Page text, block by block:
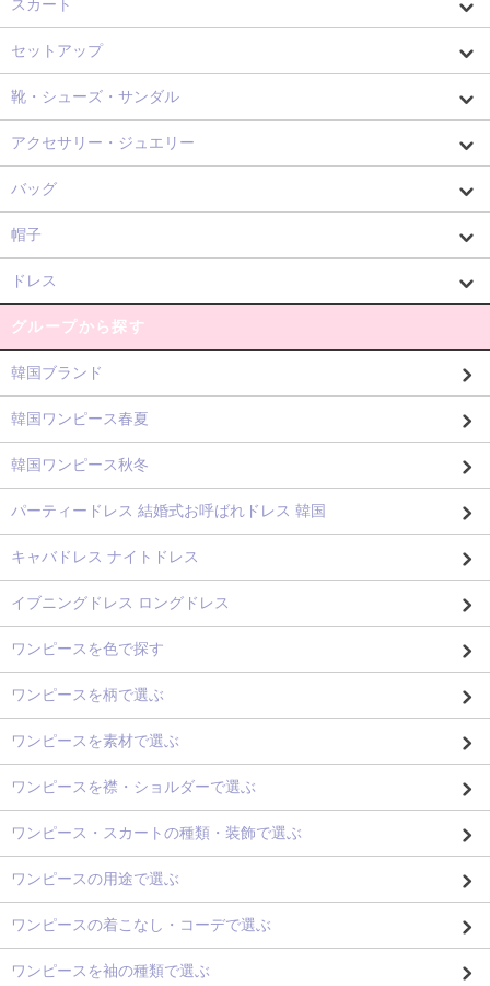
スカート
セットアップ
靴・シューズ・サンダル
アクセサリー・ジュエリー
バッグ
帽子
ドレス
グループから探す
韓国ブランド
韓国ワンピース春夏
韓国ワンピース秋冬
パーティードレス 結婚式お呼ばれドレス 韓国
キャバドレス ナイトドレス
イブニングドレス ロングドレス
ワンピースを色で探す
ワンピースを柄で選ぶ
ワンピースを素材で選ぶ
ワンピースを襟・ショルダーで選ぶ
ワンピース・スカートの種類・装飾で選ぶ
ワンピースの用途で選ぶ
ワンピースの着こなし・コーデで選ぶ
ワンピースを袖の種類で選ぶ